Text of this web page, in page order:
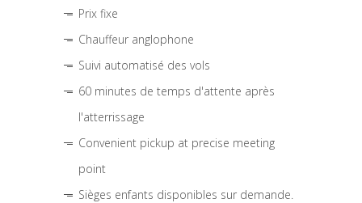
Prix fixe
Chauffeur anglophone
Suivi automatisé des vols
60 minutes de temps d'attente après
l'atterrissage
Convenient pickup at precise meeting
point
Sièges enfants disponibles sur demande.